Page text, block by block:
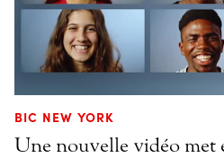
BIC NEW YORK
Une nouvelle vidéo met